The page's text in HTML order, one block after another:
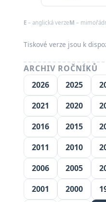
E – anglická verzeM –
Tiskové verze jsou k
ARCHIV ROČNÍKŮ
2026
2025
2021
2020
2016
2015
2011
2010
2006
2005
2001
2000